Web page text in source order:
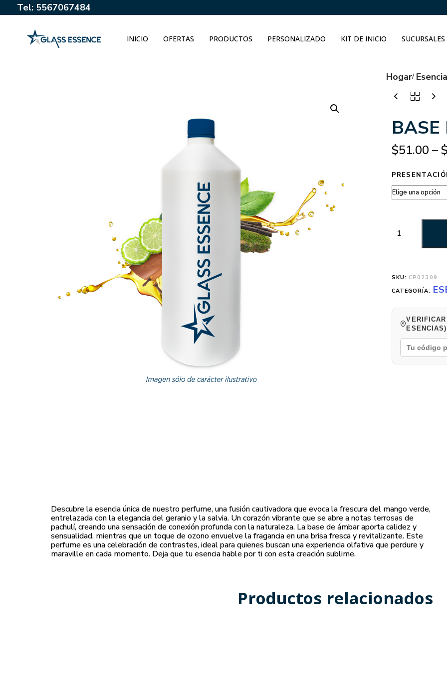
Tel: 5567067484
INICIO OFERTAS PRODUCTOS PERSONALIZADO KIT DE INICIO SUCURSALES
Hogar
BASE
$51.00 –
SKU: CP02309
CATEGORÍA:
ESENCIAS)
Descubre la esencia única de nuestro perfume, una fusión cautivadora que evoca la frescura del mango verde,
entrelazada con la elegancia del geranio y la salvia. Un corazón vibrante que se abre a notas terrosas de
pachulí, creando una sensación de conexión profunda con la naturaleza. La base de ámbar aporta calidez y
sensualidad, mientras que un toque de ozono envuelve la fragancia en una brisa fresca y revitalizante. Este
perfume es una celebración de contrastes, ideal para quienes buscan una experiencia olfativa que perdure y
maraville en cada momento. Deja que tu esencia hable por ti con esta creación sublime.
Productos relacionados